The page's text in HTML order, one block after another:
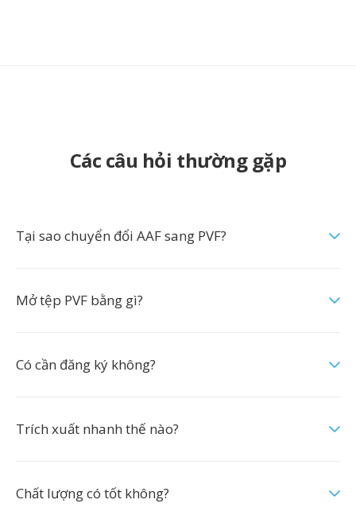
Các câu hỏi thường gặp
Tại sao chuyển đổi AAF sang PVF?
Mở tệp PVF bằng gì?
Có cần đăng ký không?
Trích xuất nhanh thế nào?
Chất lượng có tốt không?